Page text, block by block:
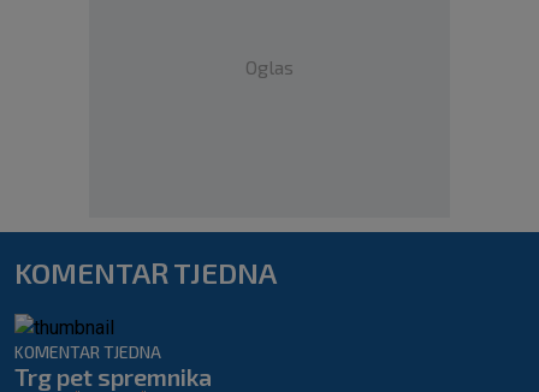
Oglas
KOMENTAR TJEDNA
KOMENTAR TJEDNA
Trg pet spremnika